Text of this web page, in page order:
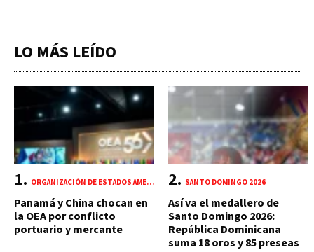
LO MÁS LEÍDO
ORGANIZACIÓN DE ESTADOS AMERICANOS (OEA)
Panamá y China chocan en
la OEA por conflicto
portuario y mercante
SANTO DOMINGO 2026
Así va el medallero de
Santo Domingo 2026:
República Dominicana
suma 18 oros y 85 preseas